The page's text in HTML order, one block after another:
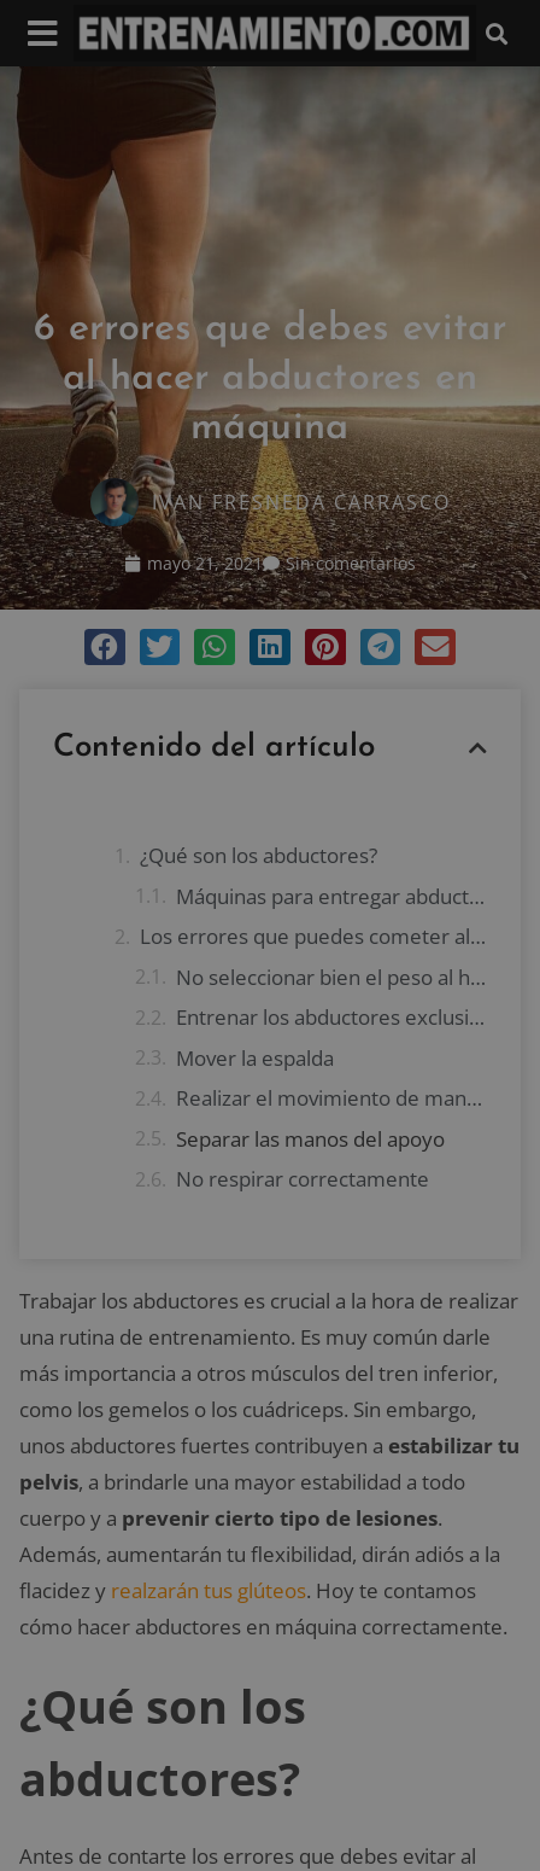
6 errores que debes evitar
al hacer abductores en
máquina
IVAN FRESNEDA CARRASCO
mayo 21, 2021 Sin comentarios
Contenido del artículo
¿Qué son los abductores?
Máquinas para entregar abductores
Los errores que puedes cometer al realizar abductores en máquina
No seleccionar bien el peso al hacer abductores en máquina
Entrenar los abductores exclusivamente en la máquina
Mover la espalda
Realizar el movimiento de manera brusca y rápida
Separar las manos del apoyo
No respirar correctamente
Trabajar los abductores es crucial a la hora de realizar
una rutina de entrenamiento. Es muy común darle
más importancia a otros músculos del tren inferior,
como los gemelos o los cuádriceps. Sin embargo,
unos abductores fuertes contribuyen a estabilizar tu
pelvis, a brindarle una mayor estabilidad a todo
cuerpo y a prevenir cierto tipo de lesiones.
Además, aumentarán tu flexibilidad, dirán adiós a la
flacidez y realzarán tus glúteos. Hoy te contamos
cómo hacer abductores en máquina correctamente.
¿Qué son los
abductores?
Antes de contarte los errores que debes evitar al